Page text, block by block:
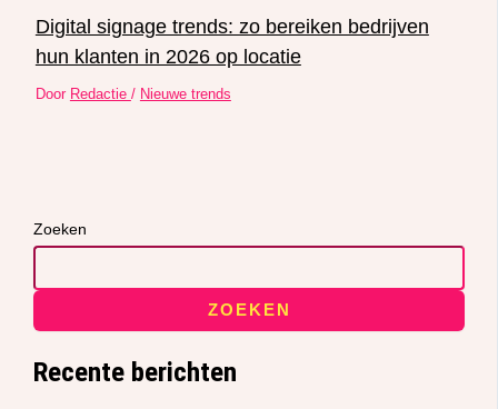
Digital signage trends: zo bereiken bedrijven
hun klanten in 2026 op locatie
Door Redactie / Nieuwe trends
Zoeken
ZOEKEN
Recente berichten